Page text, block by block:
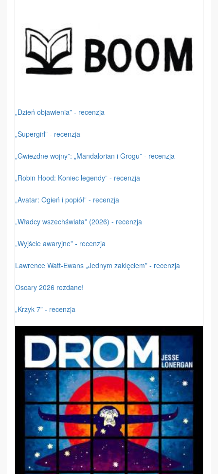
„Dzień objawienia” - recenzja
„Supergirl” - recenzja
„Gwiezdne wojny”: „Mandalorian i Grogu” - recenzja
„Robin Hood: Koniec legendy” - recenzja
„Avatar: Ogień i popiół” - recenzja
„Władcy wszechświata” (2026) - recenzja
„Wyjście awaryjne” - recenzja
Lawrence Watt-Ewans „Jednym zaklęciem” - recenzja
Oscary 2026 rozdane!
„Krzyk 7” - recenzja